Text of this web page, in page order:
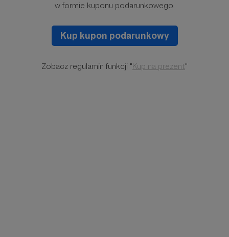
w formie kuponu podarunkowego.
Kup kupon podarunkowy
Zobacz regulamin funkcji "Kup na prezent"